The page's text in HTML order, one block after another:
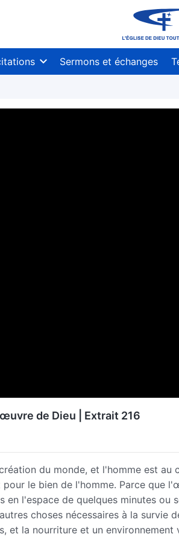
Sermons et échanges
de Dieu | Extrait 216
du monde, et l'homme est
le bien de l'homme. Parce que
l'espace de quelques minutes ou
choses nécessaires à la survie
et la nourriture et un environnement